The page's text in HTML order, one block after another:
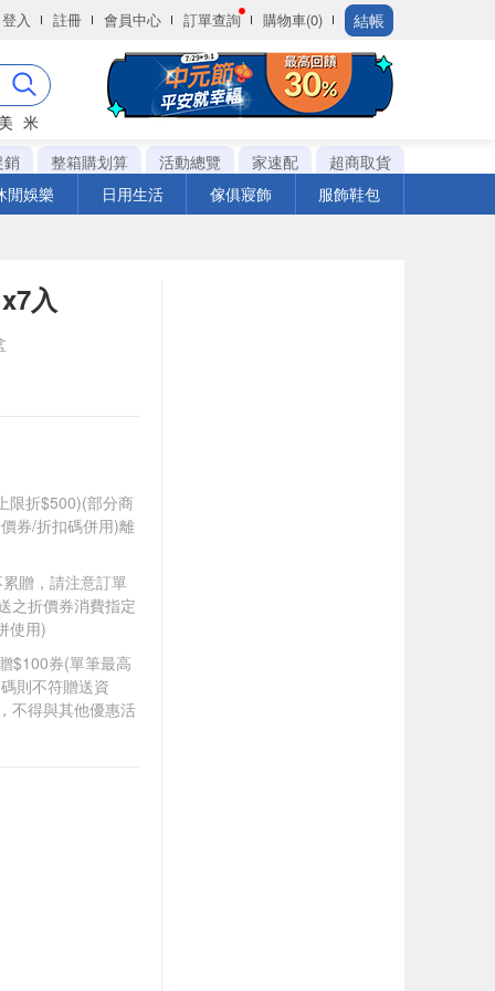
登入 註冊 會員中心 訂單查詢 購物車(0) 結帳
米
銷
整箱購划算 活動總覽 家速配
超商取貨
閒娛樂
日用生活 傢俱寢飾 服飾鞋包
入
限折$500)(部分商
券/折扣碼併用)離
贈，請注意訂單
之折價券消費指定
使用)
$100券(單筆最高
則不符贈送資
不得與其他優惠活